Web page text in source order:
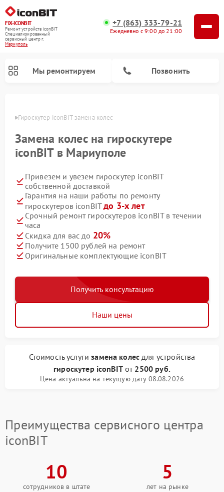
FIX-ICONBIT
Ремонт устройств iconBIT
Специализированный
cервисный центр г.
Мариуполь
+7 (863) 333-79-21
Ежедневно с 9:00 до 21:00
Мы ремонтируем Позвонить
Гироскутер iconBIT замена колес
Замена колес на гироскутере
iconBIT в Мариуполе
Привезем и увезем гироскутер iconBIT
собственной доставкой
Гарантия на наши работы по ремонту
гироскутеров iconBITдо 3-х лет
Срочный ремонт гироскутеров iconBIT в течении
часа
Скидка для вас до 20%
Получите 1500 рублей на ремонт
Оригинальные комплектующие iconBIT
Получить консультацию
Наши цены
Стоимость услугизамена колес для устройства
гироскутер iconBITот 2500 руб.
Цена актуальна на текущую дату 08.08.2026
Преимущества сервисного центра
iconBIT
10
сотрудников в штате
5
лет на рынке